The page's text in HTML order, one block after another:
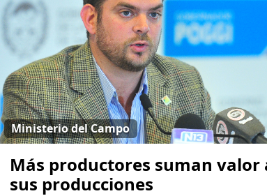
Ministerio del Campo
Más productores suman valor
sus producciones